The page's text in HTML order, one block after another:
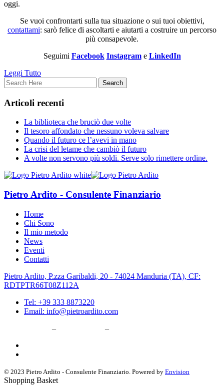
oggi.
Se vuoi confrontarti sulla tua situazione o sui tuoi obiettivi,
contattami: sarò felice di ascoltarti e aiutarti a costruire un percorso
più consapevole.
Seguimi Facebook Instagrame LinkedIn
Leggi Tutto
Articoli recenti
La biblioteca che bruciò due volte
Il tesoro affondato che nessuno voleva salvare
Quando il futuro ce l’avevi in mano
La crisi del letame che cambiò il futuro
A volte non servono più soldi. Serve solo rimettere ordine.
Pietro Ardito - Consulente Finanziario
Home
Chi Sono
Il mio metodo
News
Eventi
Contatti
Pietro Ardito, P.zza Garibaldi, 20 - 74024 Manduria (TA), CF:
RDTPTR66T08Z112A
Tel: +39 333 8873220
Email: info@pietroardito.com
– –
© 2023 Pietro Ardito - Consulente Finanziario. Powered by Envision
Shopping Basket